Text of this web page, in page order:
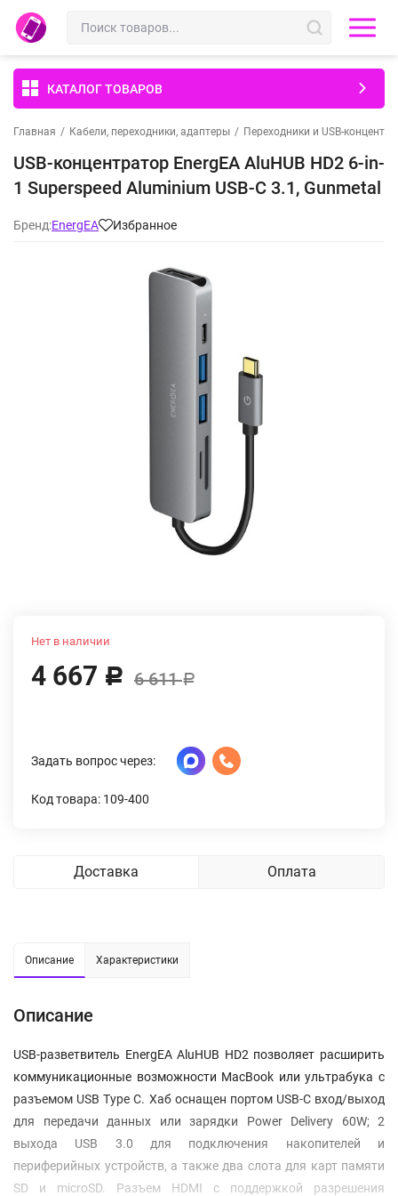
КАТАЛОГ ТОВАРОВ
Главная / Кабели, переходники, адаптеры / Переходники и USB-
USB-концентратор EnergEA AluHUB HD2 6-in-
1 Superspeed Aluminium USB-C 3.1, Gunmetal
Бренд:EnergEA Избранное
Нет в наличии
4 667 Р 6 611Р
Задать вопрос через:
Код товара: 109-400
Доставка Оплата
Описание Характеристики
Описание
USB-разветвитель EnergEA AluHUB HD2 позволяет расширить
коммуникационные возможности MacBook или ультрабука с
разъемом USB Type C. Хаб оснащен портом USB-C вход/выход
для передачи данных или зарядки Power Delivery 60W; 2
выхода USB 3.0 для подключения накопителей и
периферийных устройств, а также два слота для карт памяти
SD и microSD. Разъем HDMI с поддержкой разрешения